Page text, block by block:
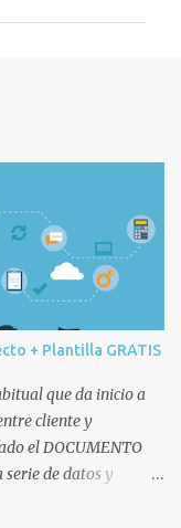
+ Plantilla GRATIS
que da inicio a
cliente y
el DOCUMENTO
serie de datos y